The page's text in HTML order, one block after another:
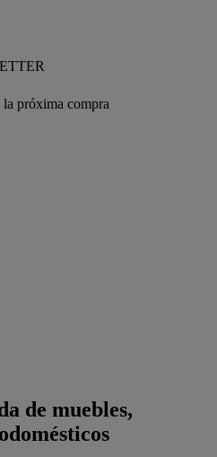
la próxima compra
de muebles,